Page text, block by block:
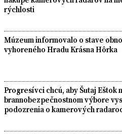
rýchlosti
Múzeum informovalo o stave
vyhoreného Hradu Krásna Hôrka
Progresívci chcú, aby Šutaj Eštok
brannobezpečnostnom výbore
podozrenia o kamerových